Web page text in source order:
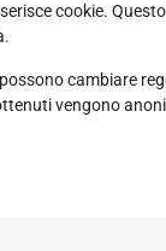
cookie.
cambiare
vengono